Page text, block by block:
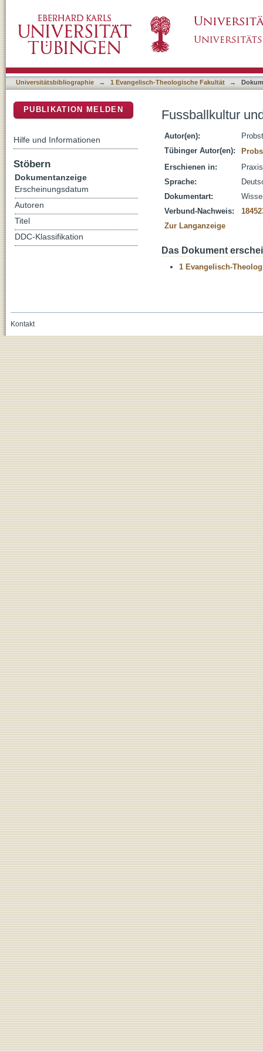
Universitätsbibliographie → 1 Evangelisch-Theologische Fakultät →
Fussballkultur
Autor(en):
Tübinger Autor(en):
Erschienen in:
Sprache:
Dokumentart:
Verbund-Nachweis:
Zur Langanzeige
Das Dokument
1 Evangelisch-
PUBLIKATION MELDEN
Hilfe und Informationen
Stöbern
Dokumentanzeige
Erscheinungsdatum
Autoren
Titel
DDC-Klassifikation
Kontakt